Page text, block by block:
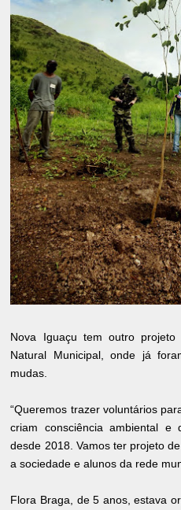
Nova Iguaçu tem outro
Natural Municipal, onde já
mudas.
“Queremos trazer voluntários
criam consciência ambiental e
desde 2018. Vamos ter projeto
a sociedade e alunos da rede
Flora Braga, de 5 anos, estava